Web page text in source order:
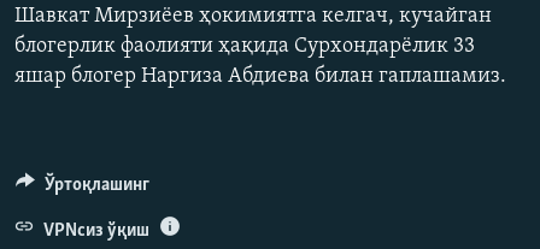
Auto 240p 480p
480p
Шавкат Мирзиёев ҳокимиятга келгач, кучайган
блогерлик фаолияти ҳақида Сурхондарёлик 33
яшар блогер Наргиза Абдиева билан гаплашамиз.
Ўртоқлашинг
VPNсиз ўқиш